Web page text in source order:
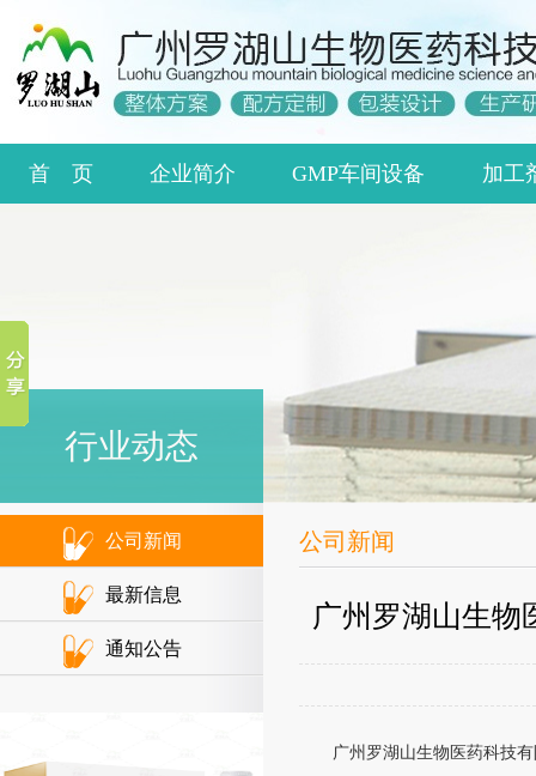
首 页 企业简介 GMP车间设备 加工
行业动态
公司新闻
最新信息
通知公告
公司新闻
广州罗湖山生物
广州罗湖山生物医药科技